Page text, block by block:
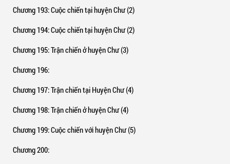
Chương 193: Cuộc chiến tại huyện Chư (2)
Chương 194: Cuộc chiến tại huyện Chư (2)
Chương 195: Trận chiến ở huyện Chư (3)
Chương 196:
Chương 197: Trận chiến tại Huyện Chư (4)
Chương 198: Trận chiến ở huyện Chư (4)
Chương 199: Cuộc chiến với huyện Chư (5)
Chương 200: